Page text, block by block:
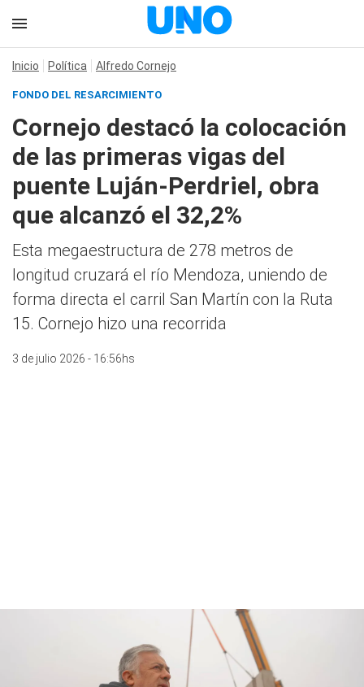
Inicio Política Alfredo Cornejo
FONDO DEL RESARCIMIENTO
Cornejo destacó la colocación
de las primeras vigas del
puente Luján-Perdriel, obra
que alcanzó el 32,2%
Esta megaestructura de 278 metros de
longitud cruzará el río Mendoza, uniendo de
forma directa el carril San Martín con la Ruta
15. Cornejo hizo una recorrida
3 de julio 2026 - 16:56hs